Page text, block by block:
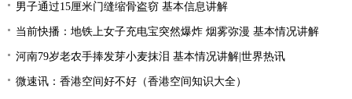
男子通过15厘米门缝缩骨盗窃 基本信息讲解
当前快播：地铁上女子充电宝突然爆炸 烟雾弥漫 基本情况讲解
河南79岁老农手捧发芽小麦抹泪 基本情况讲解|世界热讯
微速讯：香港空间好不好（香港空间知识大全）